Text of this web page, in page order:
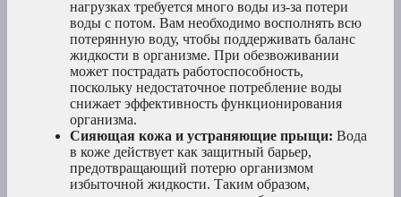
нагрузках требуется много воды из-за потери
воды с потом. Вам необходимо восполнять всю
потерянную воду, чтобы поддерживать баланс
жидкости в организме. При обезвоживании
может пострадать работоспособность,
поскольку недостаточное потребление воды
снижает эффективность функционирования
организма.
Сияющая кожа и устраняющие прыщи: Вода
в коже действует как защитный барьер,
предотвращающий потерю организмом
избыточной жидкости. Таким образом,